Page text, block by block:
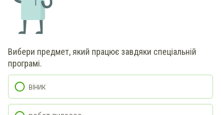
Вибери предмет, який працює завдяки спеціальній
програмі.
віник